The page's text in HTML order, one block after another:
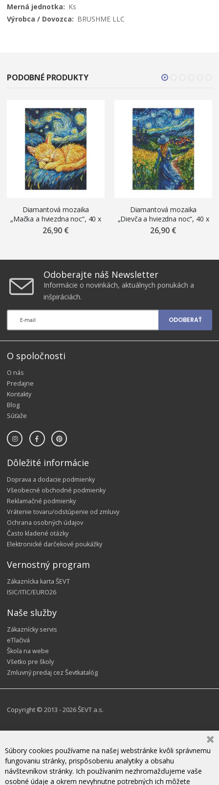
Ks
BRUSHME LLC
PODOBNÉ PRODUKTY
Diamantová mozaika
„Mačka a hviezdna noc“, 40 x
50 cm
26,90 €
Diamantová mozaika
„Dievča a hviezdna noc“, 40 x
50 cm
26,90 €
Odoberajte náš Newsletter
Informácie o novinkách, aktuálnych ponukách a
inšpiráciách.
ODOBERAŤ
O spoločnosti
O nás
Predajne
Kontakty
Blog
Súťaže
Dôležité informácie
Doprava a dodacie podmienky
Všeobecné obchodné podmienky
Reklamačné podmienky
Vrátenie tovaru/odstúpenie od zmluvy
Ochrana osobných údajov
Často kladené otázky
Elektronické darčekové poukážky
Vernostný program
Zákaznícka karta ŠEVT
ISIC/ITIC/EURO26
Naše služby
Zákaznícky servis
eTlačivá
Škola na webe
Všetko pre školy
Zmluvný predaj cez Ševtkatalóg
Copyright © 2013 - 2026 ŠEVT a.s.
Súbory cookies používame na našej webstránke kvôli správnemu
fungovaniu stránky, prispôsobeniu analytiky a obsahu
návštevníkovi stránky. Ich používaním nezhromažďujeme vaše
osobné údaje a okrem nevyhnutne potrebných ich môžete